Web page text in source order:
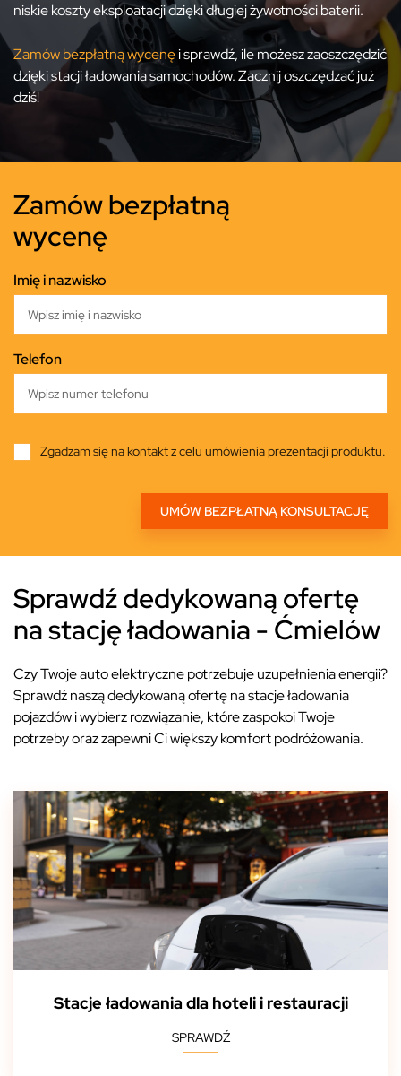
niskie koszty eksploatacji dzięki długiej żywotności baterii.
Zamów bezpłatną wycenęi sprawdź, ile możesz zaoszczędzić
dzięki stacji ładowania samochodów. Zacznij oszczędzać już
dziś!
Zamów bezpłatną
wycenę
Imię i nazwisko
Telefon
Zgadzam się na kontakt z celu umówienia prezentacji produktu.
Sprawdź dedykowaną ofertę
na stację ładowania - Ćmielów
Czy Twoje auto elektryczne potrzebuje uzupełnienia energii?
Sprawdź naszą dedykowaną ofertę na stacje ładowania
pojazdów i wybierz rozwiązanie, które zaspokoi Twoje
potrzeby oraz zapewni Ci większy komfort podróżowania.
Stacje ładowania dla hoteli i restauracji
SPRAWDŹ